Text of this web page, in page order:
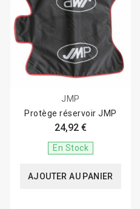
JMP
Protège réservoir JMP
24,92 €
En Stock
AJOUTER AU PANIER